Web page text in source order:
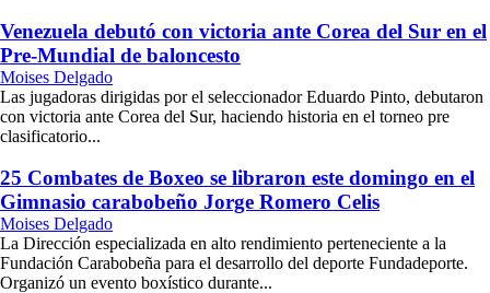
Venezuela debutó con victoria ante Corea del Sur en el
Pre-Mundial de baloncesto
Moises Delgado
Las jugadoras dirigidas por el seleccionador Eduardo Pinto, debutaron
con victoria ante Corea del Sur, haciendo historia en el torneo pre
clasificatorio...
25 Combates de Boxeo se libraron este domingo en el
Gimnasio carabobeño Jorge Romero Celis
Moises Delgado
La Dirección especializada en alto rendimiento perteneciente a la
Fundación Carabobeña para el desarrollo del deporte Fundadeporte.
Organizó un evento boxístico durante...